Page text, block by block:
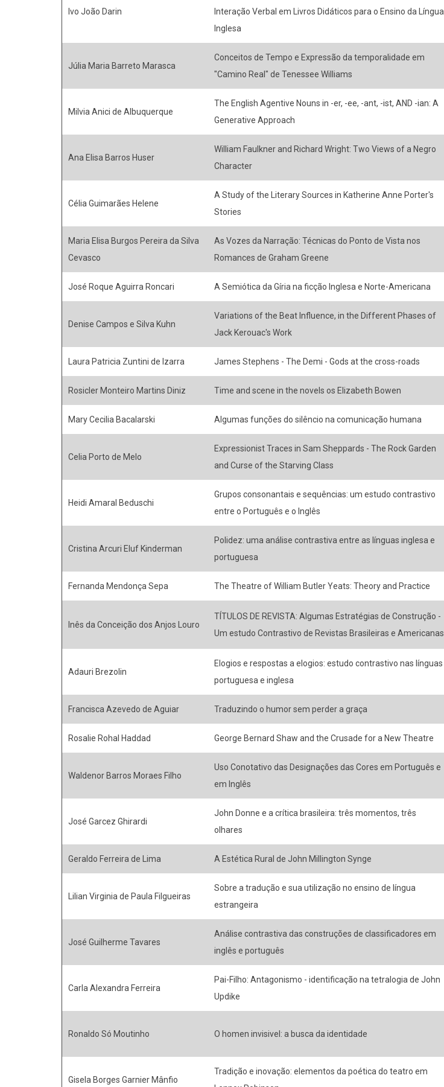
Ivo João Darin
Interação Verbal em Livros Didáticos para o Ensino da Língua
Inglesa
Júlia Maria Barreto Marasca
Conceitos de Tempo e Expressão da temporalidade em
"Camino Real" de Tenessee Williams
Milvia Anici de Albuquerque
The English Agentive Nouns in -er, -ee, -ant, -ist, AND -ian: A
Generative Approach
Ana Elisa Barros Huser
William Faulkner and Richard Wright: Two Views of a Negro
Character
Célia Guimarães Helene
A Study of the Literary Sources in Katherine Anne Porter's
Stories
Maria Elisa Burgos Pereira da Silva
Cevasco
As Vozes da Narração: Técnicas do Ponto de Vista nos
Romances de Graham Greene
José Roque Aguirra Roncari A Semiótica da Gíria na ficção Inglesa e Norte-Americana
Denise Campos e Silva Kuhn
Variations of the Beat Influence, in the Different Phases of
Jack Kerouac's Work
Laura Patricia Zuntini de Izarra James Stephens - The Demi - Gods at the cross-roads
Rosicler Monteiro Martins Diniz Time and scene in the novels os Elizabeth Bowen
Mary Cecilia Bacalarski Algumas funções do silêncio na comunicação humana
Celia Porto de Melo
Expressionist Traces in Sam Sheppards - The Rock Garden
and Curse of the Starving Class
Heidi Amaral Beduschi
Grupos consonantais e sequências: um estudo contrastivo
entre o Português e o Inglês
Cristina Arcuri Eluf Kinderman
Polidez: uma análise contrastiva entre as línguas inglesa e
portuguesa
Fernanda Mendonça Sepa The Theatre of William Butler Yeats: Theory and Practice
Inês da Conceição dos Anjos Louro
TÍTULOS DE REVISTA: Algumas Estratégias de Construção -
Um estudo Contrastivo de Revistas Brasileiras e Americanas
Adauri Brezolin
Elogios e respostas a elogios: estudo contrastivo nas línguas
portuguesa e inglesa
Francisca Azevedo de Aguiar Traduzindo o humor sem perder a graça
Rosalie Rohal Haddad George Bernard Shaw and the Crusade for a New Theatre
Waldenor Barros Moraes Filho
Uso Conotativo das Designações das Cores em Português e
em Inglês
José Garcez Ghirardi
John Donne e a crítica brasileira: três momentos, três
olhares
Geraldo Ferreira de Lima A Estética Rural de John Millington Synge
Lilian Virginia de Paula Filgueiras
Sobre a tradução e sua utilização no ensino de língua
estrangeira
José Guilherme Tavares
Análise contrastiva das construções de classificadores em
inglês e português
Carla Alexandra Ferreira
Pai-Filho: Antagonismo - identificação na tetralogia de John
Updike
Ronaldo Só Moutinho O homen invisivel: a busca da identidade
Gisela Borges Garnier Mânfio
Tradição e inovação: elementos da poética do teatro em